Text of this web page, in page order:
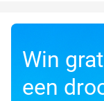
Win
een